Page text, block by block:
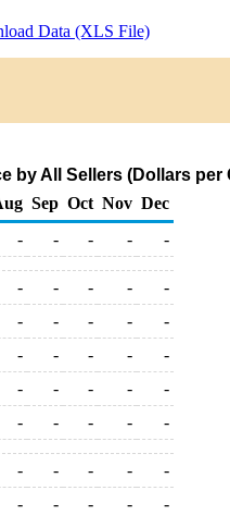
Data (XLS File)
by All Sellers (Dollars per
Sep Oct Nov Dec
- - - - -
- - - -
-
- - - -
-
- - - -
-
- - - -
-
- - - - -
- - - -
-
- - - -
-